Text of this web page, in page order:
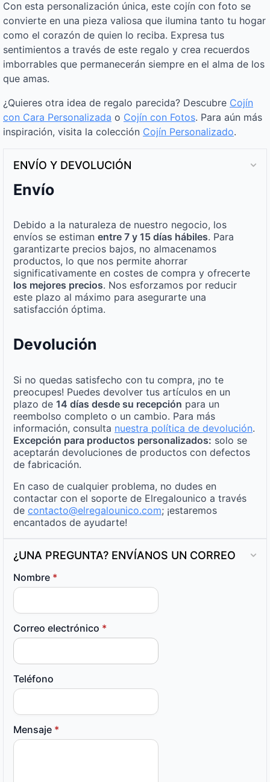
Con esta personalización única, este cojín con foto se
convierte en una pieza valiosa que ilumina tanto tu hogar
como el corazón de quien lo reciba. Expresa tus
sentimientos a través de este regalo y crea recuerdos
imborrables que permanecerán siempre en el alma de los
que amas.
¿Quieres otra idea de regalo parecida? Descubre Cojín
con Cara Personalizada o Cojín con Fotos. Para aún más
inspiración, visita la colección Cojín Personalizado.
ENVÍO Y DEVOLUCIÓN
Envío
Debido a la naturaleza de nuestro negocio, los
envíos se estiman entre 7 y 15 días hábiles. Para
garantizarte precios bajos, no almacenamos
productos, lo que nos permite ahorrar
significativamente en costes de compra y ofrecerte
los mejores precios. Nos esforzamos por reducir
este plazo al máximo para asegurarte una
satisfacción óptima.
Devolución
Si no quedas satisfecho con tu compra, ¡no te
preocupes! Puedes devolver tus artículos en un
plazo de 14 días desde su recepción para un
reembolso completo o un cambio. Para más
información, consulta nuestra política de devolución.
Excepción para productos personalizados: solo se
aceptarán devoluciones de productos con defectos
de fabricación.
En caso de cualquier problema, no dudes en
contactar con el soporte de Elregalounico a través
de contacto@elregalounico.com; ¡estaremos
encantados de ayudarte!
¿UNA PREGUNTA? ENVÍANOS UN CORREO
Nombre *
Correo electrónico *
Teléfono
Mensaje *